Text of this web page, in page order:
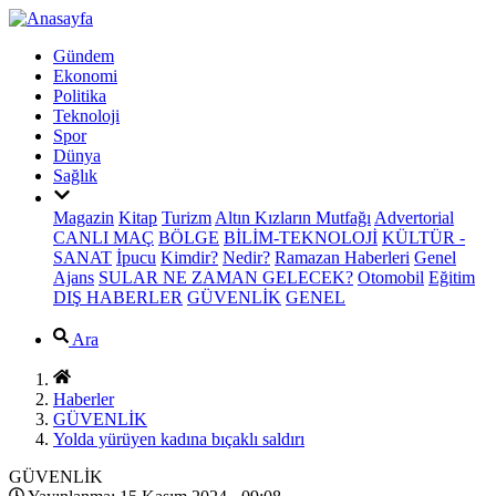
Gündem
Ekonomi
Politika
Teknoloji
Spor
Dünya
Sağlık
Magazin Kitap Turizm Altın Kızların Mutfağı Advertorial
CANLI MAÇ BÖLGE BİLİM-TEKNOLOJİ KÜLTÜR -
SANAT İpucu Kimdir? Nedir? Ramazan Haberleri Genel
Ajans SULAR NE ZAMAN GELECEK? Otomobil Eğitim
DIŞ HABERLER GÜVENLİK GENEL
Ara
Haberler
GÜVENLİK
Yolda yürüyen kadına bıçaklı saldırı
GÜVENLİK